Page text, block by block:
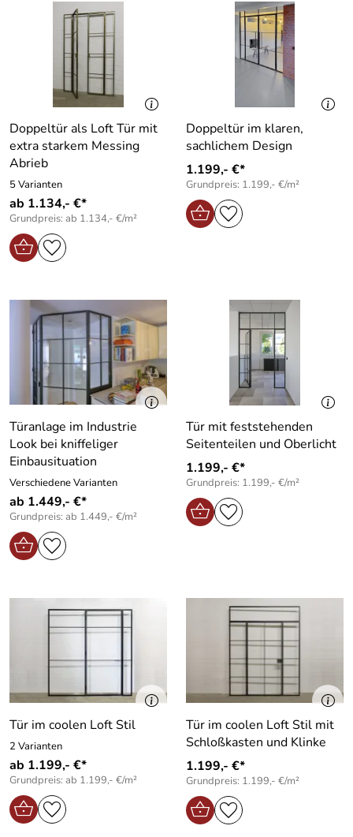
Doppeltür als Loft Tür mit
extra starkem Messing
Abrieb
5 Varianten
ab 1.134,- €*
Grundpreis: ab 1.134,- €/m²
Doppeltür im klaren,
sachlichem Design
1.199,- €*
Grundpreis: 1.199,- €/m²
Türanlage im Industrie
Look bei kniffeliger
Einbausituation
Verschiedene Varianten
ab 1.449,- €*
Grundpreis: ab 1.449,- €/m²
Tür mit feststehenden
Seitenteilen und Oberlicht
1.199,- €*
Grundpreis: 1.199,- €/m²
Tür im coolen Loft Stil
2 Varianten
ab 1.199,- €*
Grundpreis: ab 1.199,- €/m²
Tür im coolen Loft Stil mit
Schloßkasten und Klinke
1.199,- €*
Grundpreis: 1.199,- €/m²